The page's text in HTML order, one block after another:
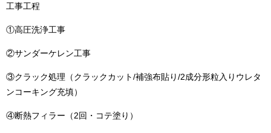
工事工程
①高圧洗浄工事
②サンダーケレン工事
③クラック処理（クラックカット/補強布貼り/2成分形粒入りウレタ
ンコーキング充填）
④断熱フィラー（2回・コテ塗り）